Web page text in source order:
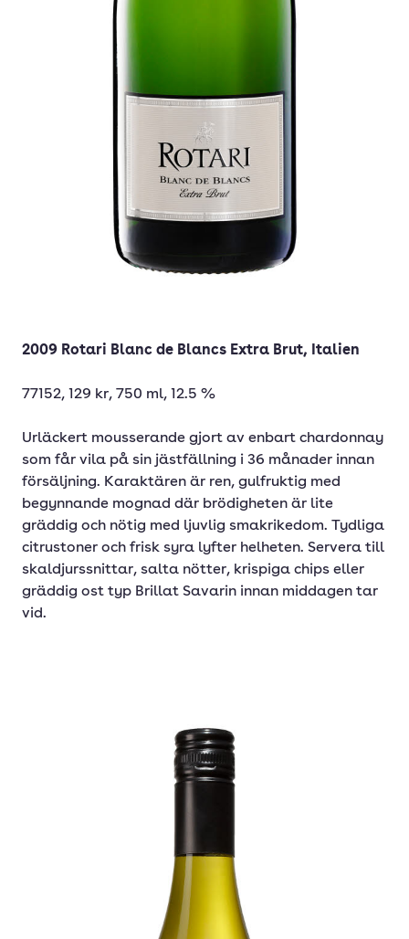
2009 Rotari Blanc de Blancs Extra Brut, Italien
77152, 129 kr, 750 ml, 12.5 %
Urläckert mousserande gjort av enbart chardonnay
som får vila på sin jästfällning i 36 månader innan
försäljning. Karaktären är ren, gulfruktig med
begynnande mognad där brödigheten är lite
gräddig och nötig med ljuvlig smakrikedom. Tydliga
citrustoner och frisk syra lyfter helheten. Servera till
skaldjurssnittar, salta nötter, krispiga chips eller
gräddig ost typ Brillat Savarin innan middagen tar
vid.